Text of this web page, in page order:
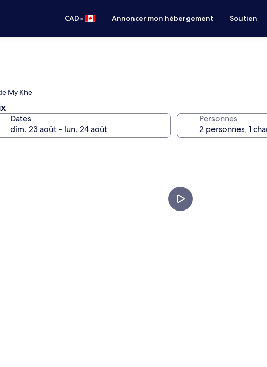
CAD• Annoncer mon hébergement Soutien
My Khe
Dates Personnes